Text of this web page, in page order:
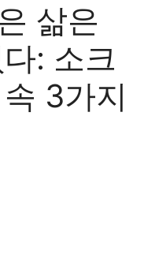
삶은
: 소크
3가지